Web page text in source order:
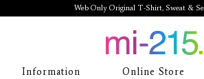
Web Only Original T-Shirt, Sweat &
mi-215. Web Only
Information Online Store